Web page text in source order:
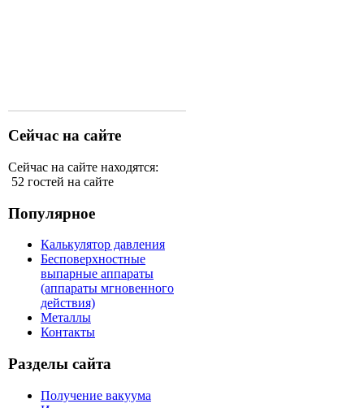
Сейчас на сайте
Сейчас на сайте находятся:
52 гостей на сайте
Популярное
Калькулятор давления
Бесповерхностные
выпарные аппараты
(аппараты мгновенного
действия)
Металлы
Контакты
Разделы сайта
Получение вакуума